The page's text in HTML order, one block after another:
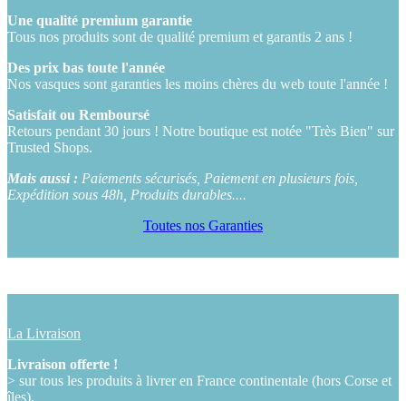
Une qualité premium garantie
Tous nos produits sont de qualité premium et garantis 2 ans !
Des prix bas toute l'année
Nos vasques sont garanties les moins chères du web toute l'année !
Satisfait ou Remboursé
Retours pendant 30 jours ! Notre boutique est notée "Très Bien" sur
Trusted Shops.
Mais aussi : Paiements sécurisés, Paiement en plusieurs fois,
Expédition sous 48h, Produits durables....
Toutes nos Garanties
La Livraison
Livraison offerte !
> sur tous les produits à livrer en France continentale (hors Corse et
îles).